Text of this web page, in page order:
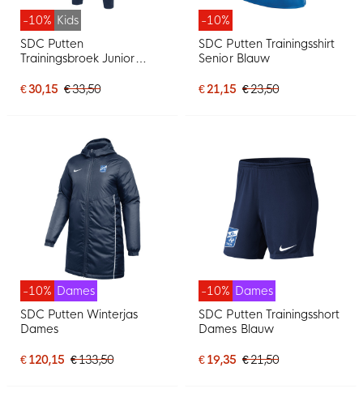
-10% Kids
SDC Putten
Trainingsbroek Junior
€ 30,15 € 33,50
-10%
SDC Putten Trainingsshirt
Senior Blauw
€ 21,15 € 23,50
-10% Dames
SDC Putten Winterjas
Dames
€ 120,15 € 133,50
-10% Dames
SDC Putten Trainingsshort
Dames Blauw
€ 19,35 € 21,50